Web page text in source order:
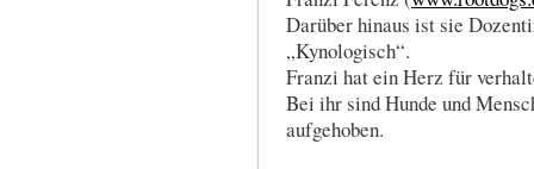
Darüber hinaus ist sie
„Kynologisch“.
Franzi hat ein Herz für
Bei ihr sind Hunde und
aufgehoben.